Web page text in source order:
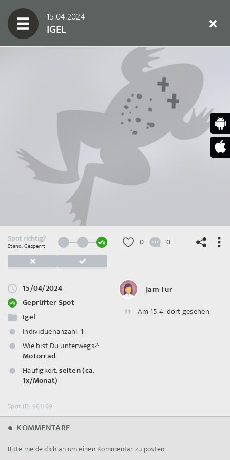
15.04.2024
IGEL
Spot richtig?
Stand: Gesperrt
15/04/2024
Geprüfter Spot
Igel
Individuenanzahl: 1
Wie bist Du unterwegs?:
Motorrad
Häufigkeit:selten (ca.
1x/Monat)
0 0
Jam Tur
Am 15.4. dort gesehen
Spot ID: 961169
KOMMENTARE
Bitte melde dich an um einen Kommentar zu posten.